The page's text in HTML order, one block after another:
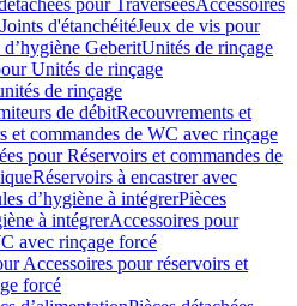
pour TraverséesAccessoires
Joints d'étanchéitéJeux de vis pour
d’hygiène GeberitUnités de rinçage
Unités de rinçage
de rinçage
de débitRecouvrements et
et commandes de WC avec rinçage
pour Réservoirs et commandes de
Réservoirs à encastrer avec
d’hygiène à intégrerPièces
à intégrerAccessoires pour
avec rinçage forcé
Accessoires pour réservoirs et
forcé